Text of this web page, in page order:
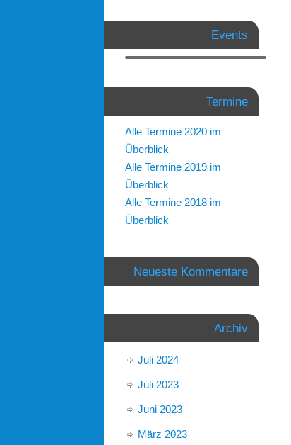
Events
Termine
Alle Termine 2020 im
Überblick
Alle Termine 2019 im
Überblick
Alle Termine 2018 im
Überblick
Neueste Kommentare
Archiv
Juli 2024
Juli 2023
Juni 2023
März 2023